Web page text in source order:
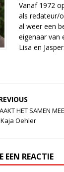
Vanaf 1972
als redateur/
al weer een
eigenaar van
Lisa en Jasper.
HET SAMEN
Oehler
EEN REACTIE